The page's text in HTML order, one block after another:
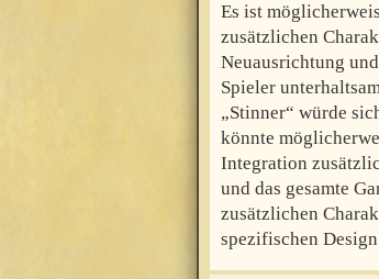
Es ist
zusätzlichen
Neuausrichtung
Spieler
„Stinner“ würde
könnte
Integration
und das gesamte
zusätzlichen
spezifischen